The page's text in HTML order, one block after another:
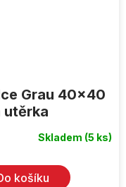
Grau 40x40
utěrka
Skladem (5 ks)
košíku